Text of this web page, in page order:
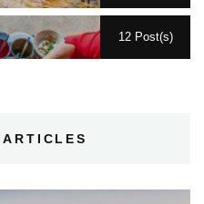
12 Post(s)